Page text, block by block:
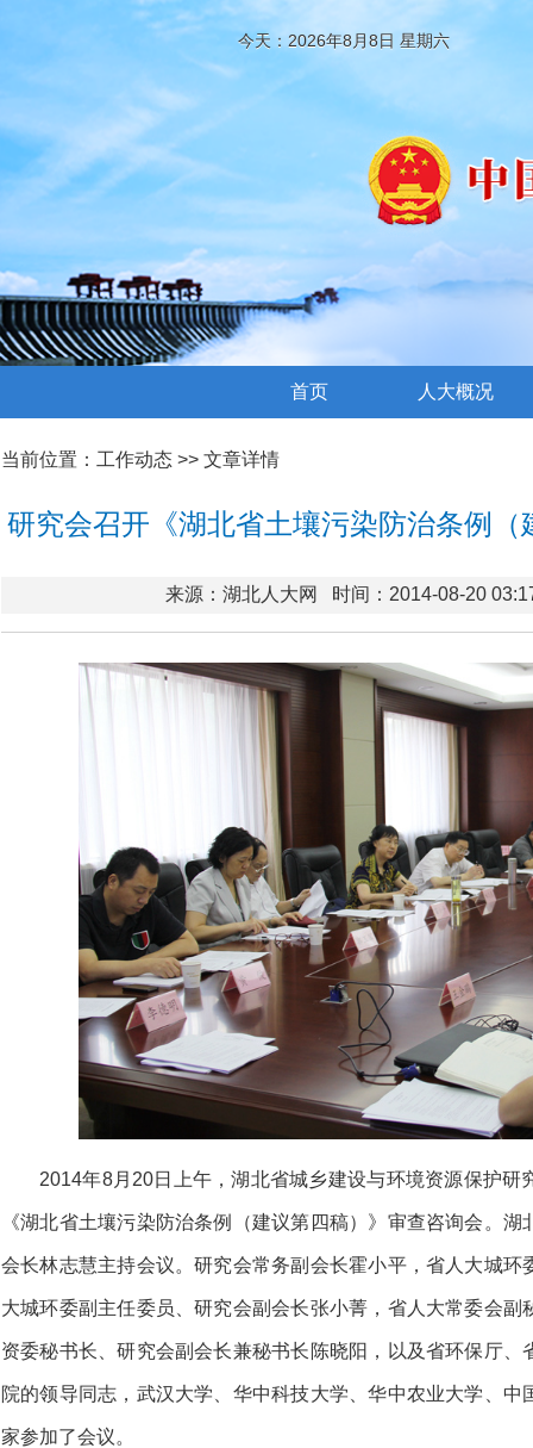
今天：2026年8月8日 星期六
首页 人大概况
当前位置： 工作动态 >> 文章详情
研究会召开《湖北省土壤污染防治条例
来源：湖北人大网 时间：2014-08-20
2014年8月20日上午，湖北省城乡建设与环境资源保护
《湖北省土壤污染防治条例（建议第四稿）》审查咨询会。
会长林志慧主持会议。研究会常务副会长霍小平，省人大城
大城环委副主任委员、研究会副会长张小菁，省人大常委会
资委秘书长、研究会副会长兼秘书长陈晓阳，以及省环保厅
院的领导同志，武汉大学、华中科技大学、华中农业大学、
家参加了会议。